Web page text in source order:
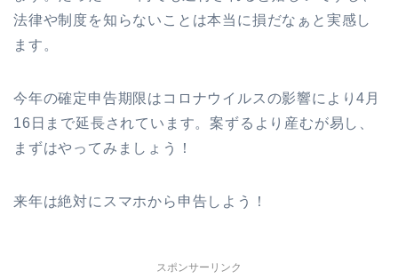
法律や制度を知らないことは本当に損だなぁと実感し
ます。
今年の確定申告期限はコロナウイルスの影響により4月
16日まで延長されています。案ずるより産むが易し、
まずはやってみましょう！
来年は絶対にスマホから申告しよう！
スポンサーリンク